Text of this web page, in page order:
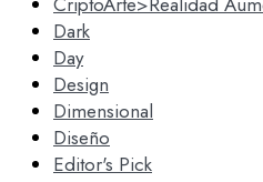
Dark
Day
Design
Dimensional
Diseño
Editor's Pick